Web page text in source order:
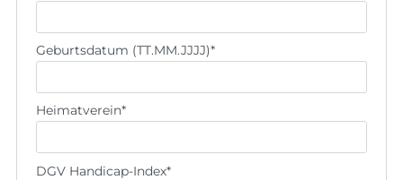
Geburtsdatum (TT.MM.JJJJ)*
Heimatverein*
DGV Handicap-Index*